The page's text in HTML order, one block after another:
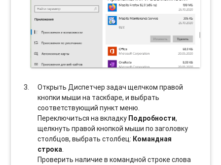
Открыть Диспетчер задач щелчком правой
кнопки мыши на таскбаре, и выбрать
соотвeтствующий пункт меню.
Переключиться на вкладку Подробности,
щелкнуть правой кнопкой мыши по заголовку
столбцов, выбрать столбец: Командная
строка.
Проверить наличие в командной строке слова